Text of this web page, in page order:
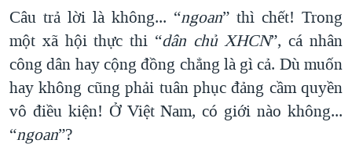
Câu trả lời là không... “ngoan” thì chết! Trong
một xã hội thực thi “dân chủ XHCN”, cá nhân
công dân hay cộng đồng chẳng là gì cả. Dù muốn
hay không cũng phải tuân phục đảng cầm quyền
vô điều kiện! Ở Việt Nam, có giới nào không...
“ngoan”?